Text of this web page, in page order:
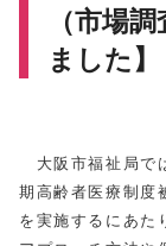
（市場
ました】
大阪市福祉局で
期高齢者医療制度
を実施するにあた